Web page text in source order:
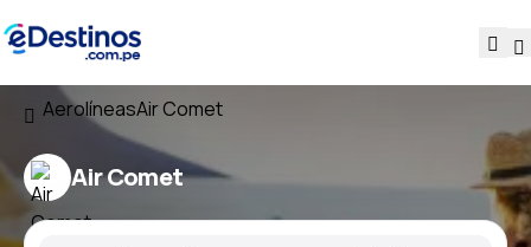
AerolíneasAir Comet
Air Comet